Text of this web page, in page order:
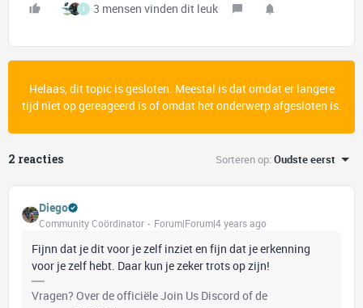
I 3 mensen vinden dit leuk
Helaas, dit topic is gesloten. Meestal is dat omdat er langere
tijd niet op gereageerd is of omdat het onderwerp afgesloten is.
2 reacties Sorteren op:Oudste eerst
Diego
Community Coördinator Forum|Forum|4 years ago
Fijnn dat je dit voor je zelf inziet en fijn dat je erkenning
voor je zelf hebt. Daar kun je zeker trots op zijn!
Vragen? Over de officiële Join Us Discord of de